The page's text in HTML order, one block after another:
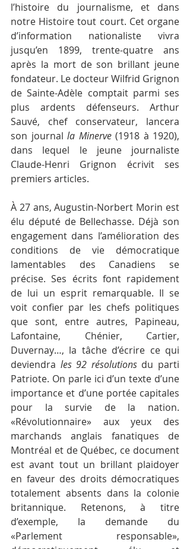
l’histoire du journalisme, et dans
notre Histoire tout court. Cet organe
d’information nationaliste vivra
jusqu’en 1899, trente-quatre ans
après la mort de son brillant jeune
fondateur. Le docteur Wilfrid Grignon
de Sainte-Adèle comptait parmi ses
plus ardents défenseurs. Arthur
Sauvé, chef conservateur, lancera
son journal la Minerve (1918 à 1920),
dans lequel le jeune journaliste
Claude-Henri Grignon écrivit ses
premiers articles.
À 27 ans, Augustin-Norbert Morin est
élu député de Bellechasse. Déjà son
engagement dans l’amélioration des
conditions de vie démocratique
lamentables des Canadiens se
précise. Ses écrits font rapidement
de lui un esprit remarquable. Il se
voit confier par les chefs politiques
que sont, entre autres, Papineau,
Lafontaine, Chénier, Cartier,
Duvernay…, la tâche d’écrire ce qui
deviendra les 92 résolutions du parti
Patriote. On parle ici d’un texte d’une
importance et d’une portée capitales
pour la survie de la nation.
«Révolutionnaire» aux yeux des
marchands anglais fanatiques de
Montréal et de Québec, ce document
est avant tout un brillant plaidoyer
en faveur des droits démocratiques
totalement absents dans la colonie
britannique. Retenons, à titre
d’exemple, la demande du
«Parlement responsable»,